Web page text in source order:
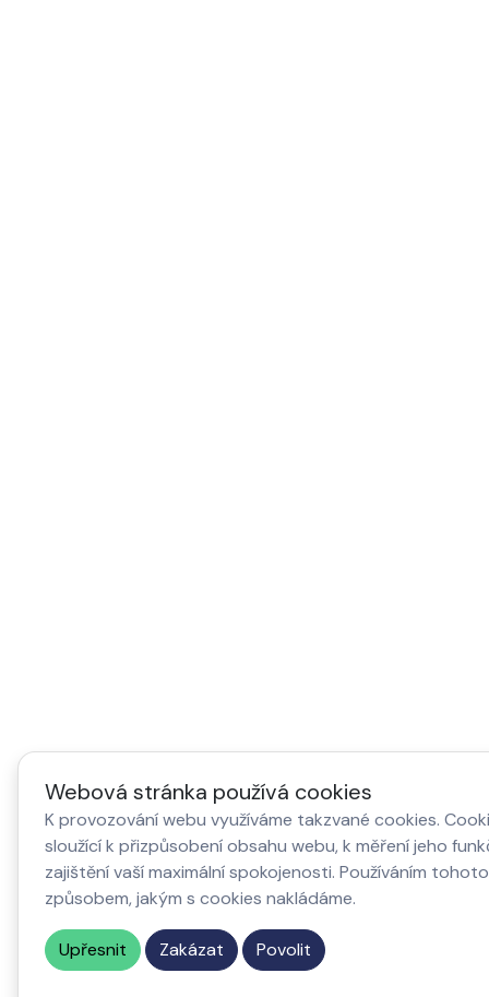
Webová stránka používá cookies
K provozování webu využíváme takzvané cookies.
sloužící k přizpůsobení obsahu webu, k měření jeho
zajištění vaší maximální spokojenosti. Používáním
způsobem, jakým s cookies nakládáme.
Upřesnit Zakázat Povolit